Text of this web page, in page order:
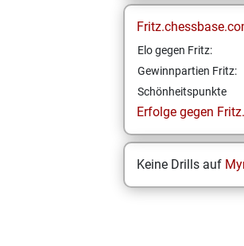
Elo gegen Fritz:
Gewinnpartien Fritz:
Schönheitspunkte
Erfolge gegen
Keine Drills auf